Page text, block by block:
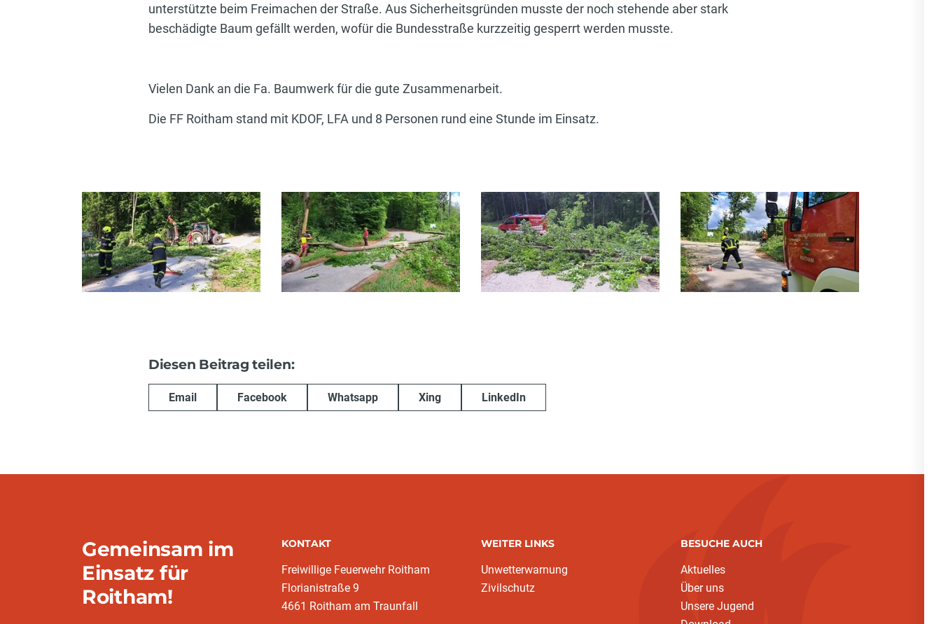
unterstützte beim Freimachen der Straße. Aus Sicherheitsgründen musste der noch stehende aber stark
beschädigte Baum gefällt werden, wofür die Bundesstraße kurzzeitig gesperrt werden musste.
Vielen Dank an die Fa. Baumwerk für die gute Zusammenarbeit.
Die FF Roitham stand mit KDOF, LFA und 8 Personen rund eine Stunde im Einsatz.
Diesen Beitrag teilen:
Email Facebook Whatsapp Xing LinkedIn
Gemeinsam im
Einsatz für
Roitham!
KONTAKT
Freiwillige Feuerwehr Roitham
Florianistraße 9
4661 Roitham am Traunfall
WEITER LINKS
Unwetterwarnung
Zivilschutz
BESUCHE AUCH
Aktuelles
Über uns
Unsere Jugend